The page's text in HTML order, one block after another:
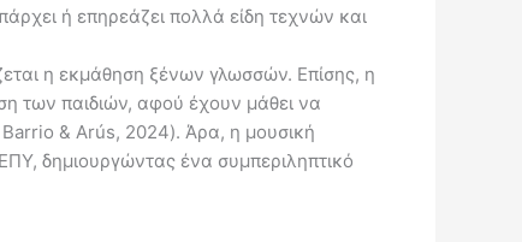
ή επηρεάζει πολλά είδη τεχνών και
η εκμάθηση ξένων γλωσσών. Επίσης, η
των παιδιών, αφού έχουν μάθει να
& Arús, 2024). Άρα, η μουσική
δημιουργώντας ένα συμπεριληπτικό